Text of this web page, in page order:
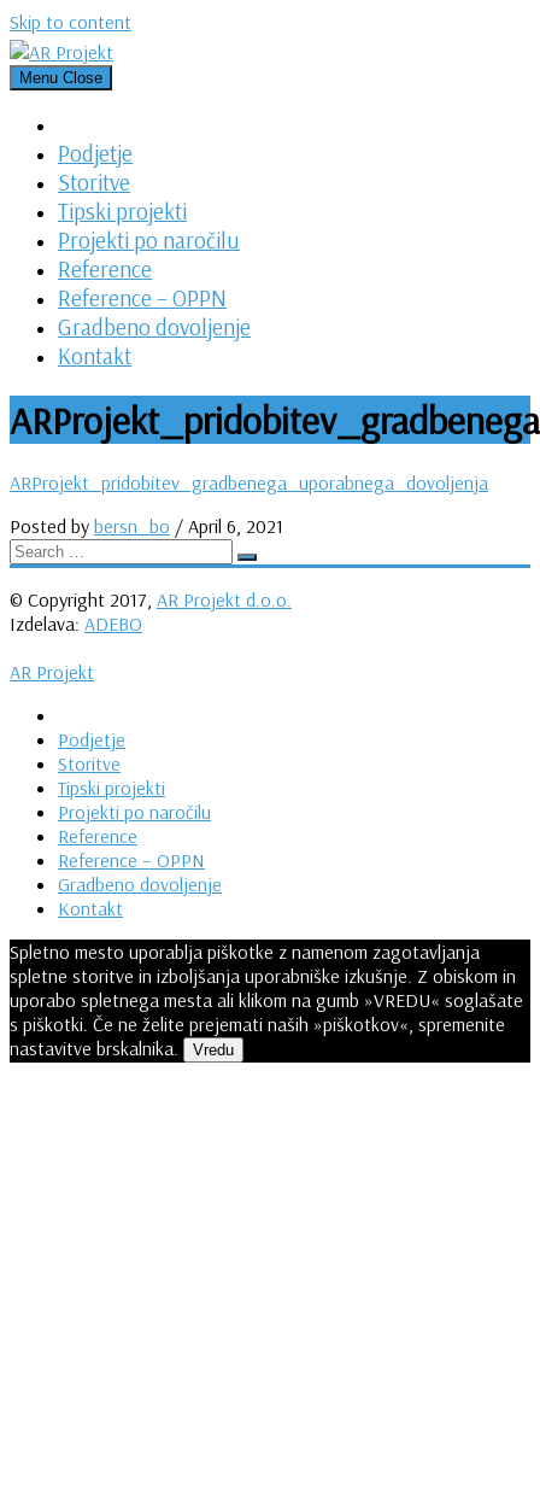
Skip to content
Menu Close
Podjetje
Storitve
Tipski projekti
Projekti po naročilu
Reference
Reference – OPPN
Gradbeno dovoljenje
Kontakt
ARProjekt_pridobitev_gradbenega_uporabnega_dovoljenja
Posted by bersn_bo / April 6, 2021
© Copyright 2017, AR Projekt d.o.o.
Izdelava: ADEBO
AR Projekt
Podjetje
Storitve
Tipski projekti
Projekti po naročilu
Reference
Reference – OPPN
Gradbeno dovoljenje
Kontakt
Spletno mesto uporablja piškotke z namenom zagotavljanja
spletne storitve in izboljšanja uporabniške izkušnje. Z obiskom in
uporabo spletnega mesta ali klikom na gumb »VREDU« soglašate
s piškotki. Če ne želite prejemati naših »piškotkov«, spremenite
nastavitve brskalnika.
Vredu